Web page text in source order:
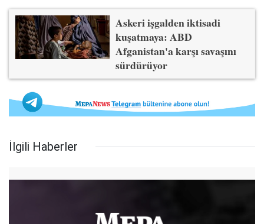
Askeri işgalden iktisadi
kuşatmaya: ABD
Afganistan'a karşı savaşını
sürdürüyor
İlgili Haberler